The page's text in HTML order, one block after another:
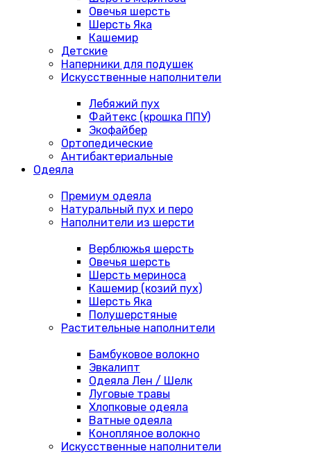
Овечья шерсть
Шерсть Яка
Кашемир
Детские
Наперники для подушек
Искусственные наполнители
Лебяжий пух
Файтекс (крошка ППУ)
Экофайбер
Ортопедические
Антибактериальные
Одеяла
Премиум одеяла
Натуральный пух и перо
Наполнители из шерсти
Верблюжья шерсть
Овечья шерсть
Шерсть мериноса
Кашемир (козий пух)
Шерсть Яка
Полушерстяные
Растительные наполнители
Бамбуковое волокно
Эвкалипт
Одеяла Лен / Шелк
Луговые травы
Хлопковые одеяла
Ватные одеяла
Конопляное волокно
Искусственные наполнители